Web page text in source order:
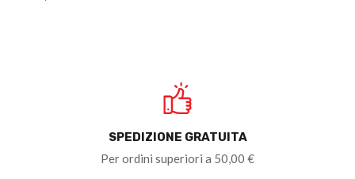
SPEDIZIONE GRATUITA
Per ordini superiori a 50,00 €